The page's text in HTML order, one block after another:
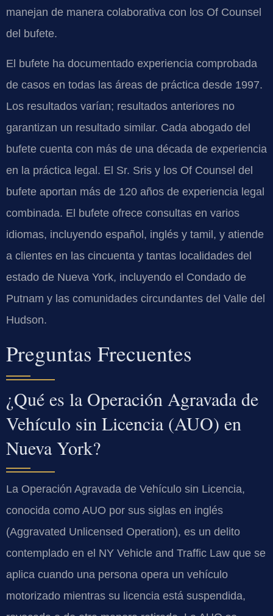
manejan de manera colaborativa con los Of Counsel
del bufete.
El bufete ha documentado experiencia comprobada
de casos en todas las áreas de práctica desde 1997.
Los resultados varían; resultados anteriores no
garantizan un resultado similar. Cada abogado del
bufete cuenta con más de una década de experiencia
en la práctica legal. El Sr. Sris y los Of Counsel del
bufete aportan más de 120 años de experiencia legal
combinada. El bufete ofrece consultas en varios
idiomas, incluyendo español, inglés y tamil, y atiende
a clientes en las cincuenta y tantas localidades del
estado de Nueva York, incluyendo el Condado de
Putnam y las comunidades circundantes del Valle del
Hudson.
Preguntas Frecuentes
¿Qué es la Operación Agravada de
Vehículo sin Licencia (AUO) en
Nueva York?
La Operación Agravada de Vehículo sin Licencia,
conocida como AUO por sus siglas en inglés
(Aggravated Unlicensed Operation), es un delito
contemplado en el NY Vehicle and Traffic Law que se
aplica cuando una persona opera un vehículo
motorizado mientras su licencia está suspendida,